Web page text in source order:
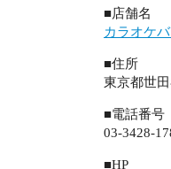
■店舗名
カラオケ
■住所
東京都世
■電話番号
03-3428-
■HP